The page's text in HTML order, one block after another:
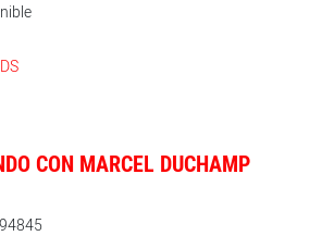
CON MARCEL DUCHAMP